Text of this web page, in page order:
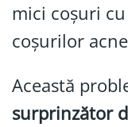
mici coșuri
coșurilor
Această
surprinzător